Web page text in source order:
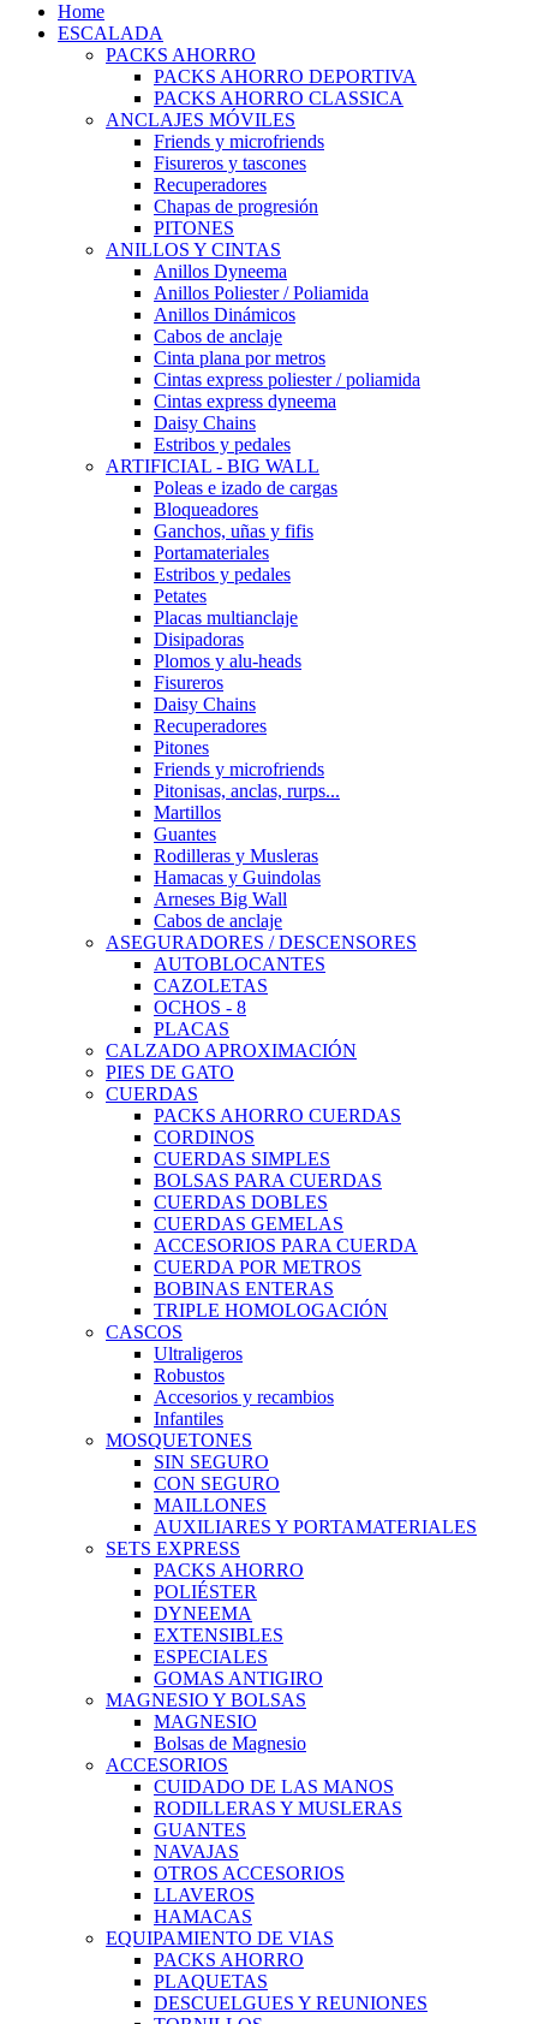
Home
ESCALADA
PACKS AHORRO
PACKS AHORRO DEPORTIVA
PACKS AHORRO CLASSICA
ANCLAJES MÓVILES
Friends y microfriends
Fisureros y tascones
Recuperadores
Chapas de progresión
PITONES
ANILLOS Y CINTAS
Anillos Dyneema
Anillos Poliester / Poliamida
Anillos Dinámicos
Cabos de anclaje
Cinta plana por metros
Cintas express poliester / poliamida
Cintas express dyneema
Daisy Chains
Estribos y pedales
ARTIFICIAL - BIG WALL
Poleas e izado de cargas
Bloqueadores
Ganchos, uñas y fifis
Portamateriales
Estribos y pedales
Petates
Placas multianclaje
Disipadoras
Plomos y alu-heads
Fisureros
Daisy Chains
Recuperadores
Pitones
Friends y microfriends
Pitonisas, anclas, rurps...
Martillos
Guantes
Rodilleras y Musleras
Hamacas y Guindolas
Arneses Big Wall
Cabos de anclaje
ASEGURADORES / DESCENSORES
AUTOBLOCANTES
CAZOLETAS
OCHOS - 8
PLACAS
CALZADO APROXIMACIÓN
PIES DE GATO
CUERDAS
PACKS AHORRO CUERDAS
CORDINOS
CUERDAS SIMPLES
BOLSAS PARA CUERDAS
CUERDAS DOBLES
CUERDAS GEMELAS
ACCESORIOS PARA CUERDA
CUERDA POR METROS
BOBINAS ENTERAS
TRIPLE HOMOLOGACIÓN
CASCOS
Ultraligeros
Robustos
Accesorios y recambios
Infantiles
MOSQUETONES
SIN SEGURO
CON SEGURO
MAILLONES
AUXILIARES Y PORTAMATERIALES
SETS EXPRESS
PACKS AHORRO
POLIÉSTER
DYNEEMA
EXTENSIBLES
ESPECIALES
GOMAS ANTIGIRO
MAGNESIO Y BOLSAS
MAGNESIO
Bolsas de Magnesio
ACCESORIOS
CUIDADO DE LAS MANOS
RODILLERAS Y MUSLERAS
GUANTES
NAVAJAS
OTROS ACCESORIOS
LLAVEROS
HAMACAS
EQUIPAMIENTO DE VIAS
PACKS AHORRO
PLAQUETAS
DESCUELGUES Y REUNIONES